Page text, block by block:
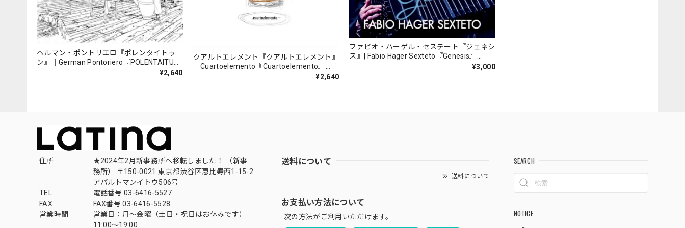
ヘルマン・ポントリエロ『ポレンタイトゥ
ン』｜German Pontoriero『POLENTAITUM
¥2,640
クアルトエレメント『クアルトエレメント』
｜Cuartoelemento『Cuartoelemento』
¥2,640
ファビオ・ハーゲル・セステート『ジェネシ
ス』| Fabio Hager Sexteto『Genesis』
¥3,000
住所
★2024年2月新事務所へ移転しました！ （新事
務所） 〒150-0021 東京都渋谷区恵比寿西1-15-2
アパルトマンイトウ506号
TEL
電話番号 03-6416-5527
FAX
FAX番号 03-6416-5528
営業時間
営業日：月〜金曜（土日・祝日はお休みです）
11:00〜19:00
送料について
送料について
お支払い方法について
次の方法がご利用いただけます。
SEARCH
NOTICE